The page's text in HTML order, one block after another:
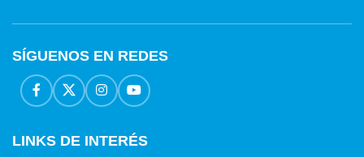
SÍGUENOS EN REDES
LINKS DE INTERÉS